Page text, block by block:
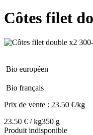
Côtes filet
Bio européen
Bio français
Prix de vente : 23.50 €/kg
23.50 € / kg350 g
Produit indisponible